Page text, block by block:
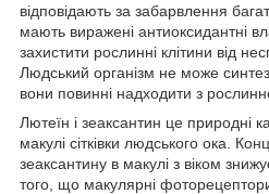
відповідають за забарвлення
мають виражені антиоксидантні
захистити рослинні клітини від
Людський організм не може
вони повинні надходити з
Лютеїн і зеаксантин це природні
макулі сітківки людського ока.
зеаксантину в макулі з віком
того, що макулярні